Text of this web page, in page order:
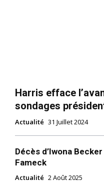
Harris efface
sondages
Actualité 31 Juillet 2024
Décès d’Iwona
Fameck
Actualité 2 Août 2025